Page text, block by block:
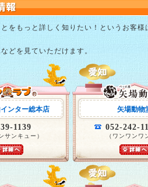
をもっと詳しく知りたい！というお客
どを見ていただけます。
ンター総本店
1139
サンキュー）
矢場動物
052-242-
（ワンワンワ